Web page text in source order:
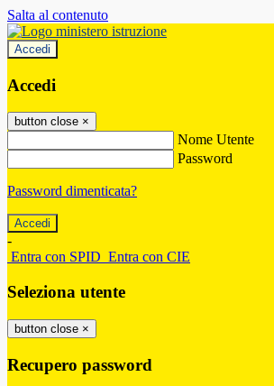
Salta al contenuto
Accedi
Accedi
button close ×
Nome Utente
Password
Password dimenticata?
-
Entra con SPID Entra con CIE
Seleziona utente
button close ×
Recupero password